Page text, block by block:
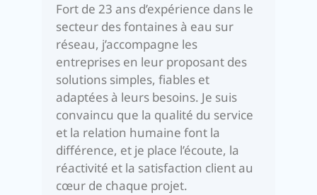
Fort de 23 ans d’expérience dans le
secteur des fontaines à eau sur
réseau, j’accompagne les
entreprises en leur proposant des
solutions simples, fiables et
adaptées à leurs besoins. Je suis
convaincu que la qualité du service
et la relation humaine font la
différence, et je place l’écoute, la
réactivité et la satisfaction client au
cœur de chaque projet.